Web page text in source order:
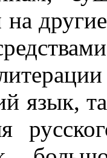
на
язык,